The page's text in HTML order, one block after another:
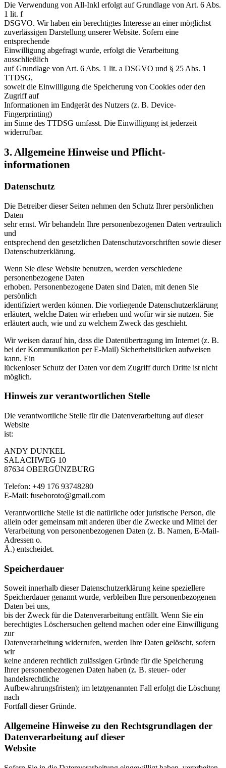
Die Verwendung von All-Inkl erfolgt auf Grundlage von Art. 6 Abs.
1 lit. f
DSGVO. Wir haben ein berechtigtes Interesse an einer möglichst
zuverlässigen Darstellung unserer Website. Sofern eine
entsprechende
Einwilligung abgefragt wurde, erfolgt die Verarbeitung
ausschließlich
auf Grundlage von Art. 6 Abs. 1 lit. a DSGVO und § 25 Abs. 1
TTDSG,
soweit die Einwilligung die Speicherung von Cookies oder den
Zugriff auf
Informationen im Endgerät des Nutzers (z. B. Device-
Fingerprinting)
im Sinne des TTDSG umfasst. Die Einwilligung ist jederzeit
widerrufbar.
3. Allgemeine Hinweise und Pflicht­
informationen
Datenschutz
Die Betreiber dieser Seiten nehmen den Schutz Ihrer persönlichen
Daten
sehr ernst. Wir behandeln Ihre personenbezogenen Daten vertraulich
und
entsprechend den gesetzlichen Datenschutzvorschriften sowie dieser
Datenschutzerklärung.
Wenn Sie diese Website benutzen, werden verschiedene
personenbezogene Daten
erhoben. Personenbezogene Daten sind Daten, mit denen Sie
persönlich
identifiziert werden können. Die vorliegende Datenschutzerklärung
erläutert, welche Daten wir erheben und wofür wir sie nutzen. Sie
erläutert auch, wie und zu welchem Zweck das geschieht.
Wir weisen darauf hin, dass die Datenübertragung im Internet (z. B.
bei der Kommunikation per E-Mail) Sicherheitslücken aufweisen
kann. Ein
lückenloser Schutz der Daten vor dem Zugriff durch Dritte ist nicht
möglich.
Hinweis zur verantwortlichen Stelle
Die verantwortliche Stelle für die Datenverarbeitung auf dieser
Website
ist:
АNDҮ DUNҠЕL
SАLАCНWЕG 10
87634 ОВЕRGÜNZBURG
Telefon: +49 176 93748280
E-Mail: fuseboroto@gmail.com
Verantwortliche Stelle ist die natürliche oder juristische Person, die
allein oder gemeinsam mit anderen über die Zwecke und Mittel der
Verarbeitung von personenbezogenen Daten (z. B. Namen, E-Mail-
Adressen o.
Ä.) entscheidet.
Speicherdauer
Soweit innerhalb dieser Datenschutzerklärung keine speziellere
Speicherdauer genannt wurde, verbleiben Ihre personenbezogenen
Daten bei uns,
bis der Zweck für die Datenverarbeitung entfällt. Wenn Sie ein
berechtigtes Löschersuchen geltend machen oder eine Einwilligung
zur
Datenverarbeitung widerrufen, werden Ihre Daten gelöscht, sofern
wir
keine anderen rechtlich zulässigen Gründe für die Speicherung
Ihrer personenbezogenen Daten haben (z. B. steuer- oder
handelsrechtliche
Aufbewahrungsfristen); im letztgenannten Fall erfolgt die Löschung
nach
Fortfall dieser Gründe.
Allgemeine Hinweise zu den Rechtsgrundlagen der
Datenverarbeitung auf dieser
Website